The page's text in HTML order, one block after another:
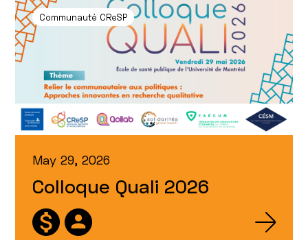
Communauté CReSP
May 29, 2026
Colloque Quali 2026